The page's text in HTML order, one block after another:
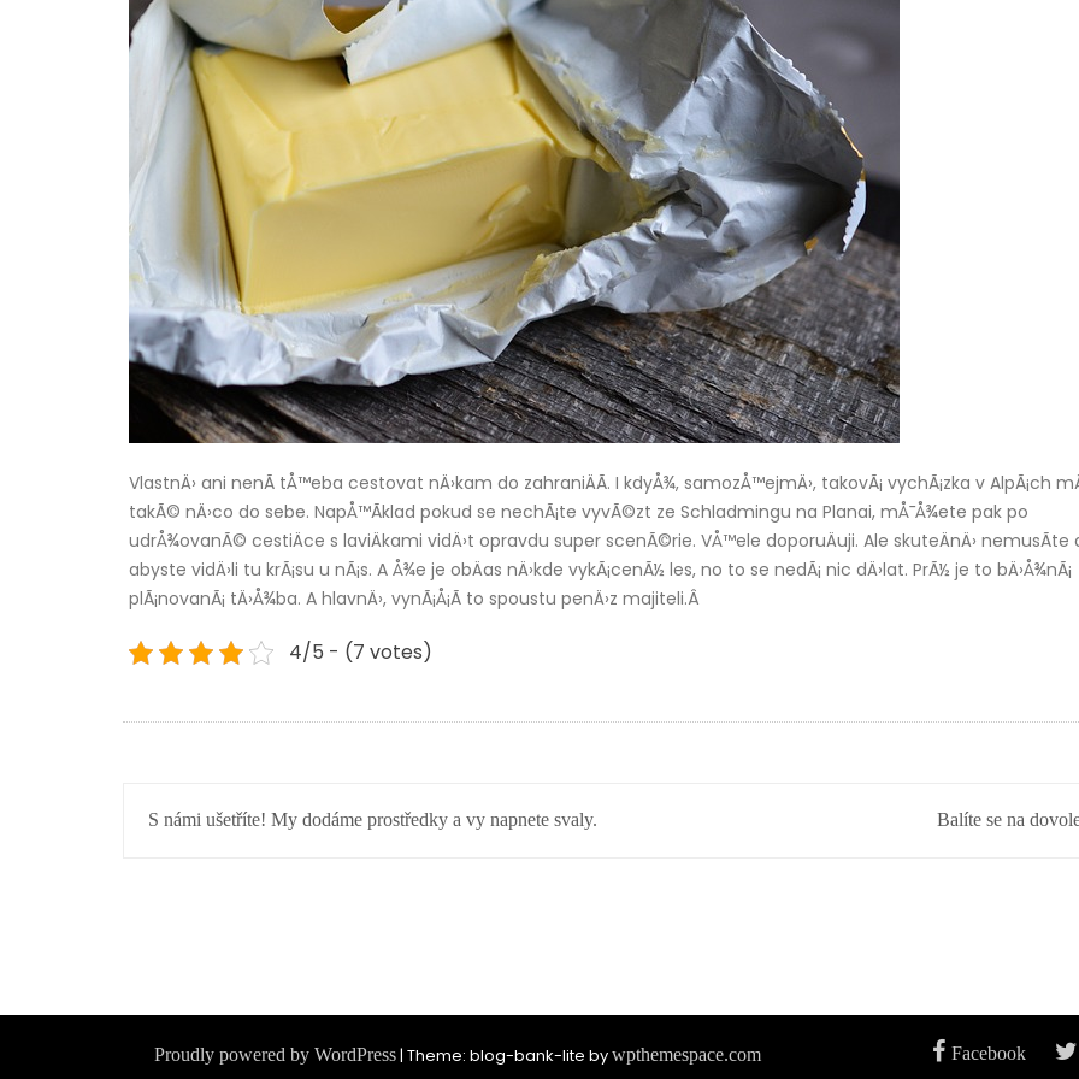
VlastnÄ› ani nenÃ­ tÅ™eba cestovat nÄ›kam do zahraniÄÃ­. I kdyÅ¾, samozÅ™ejmÄ›, takovÃ¡ vychÃ¡zka v AlpÃ¡ch
takÃ© nÄ›co do sebe. NapÅ™Ã­klad pokud se nechÃ¡te vyvÃ©zt ze Schladmingu na Planai, mÅ¯Å¾ete pak po
udrÅ¾ovanÃ© cestiÄce s laviÄkami vidÄ›t opravdu super scenÃ©rie. VÅ™ele doporuÄuji. Ale skuteÄnÄ› nemusÃ­te
abyste vidÄ›li tu krÃ¡su u nÃ¡s. A Å¾e je obÄas nÄ›kde vykÃ¡cenÃ½ les, no to se nedÃ¡ nic dÄ›lat. PrÃ½ je to bÄ›Å¾nÃ¡
plÃ¡novanÃ¡ tÄ›Å¾ba. A hlavnÄ›, vynÃ¡Å¡Ã­ to spoustu penÄ›z majiteli.Â
4/5 - (7 votes)
NAVIGACE
S námi ušetříte! My dodáme prostředky a vy napnete svaly. Balíte se na
Proudly powered by WordPress | Theme: blog-bank-lite bywpthemespace.com Facebook